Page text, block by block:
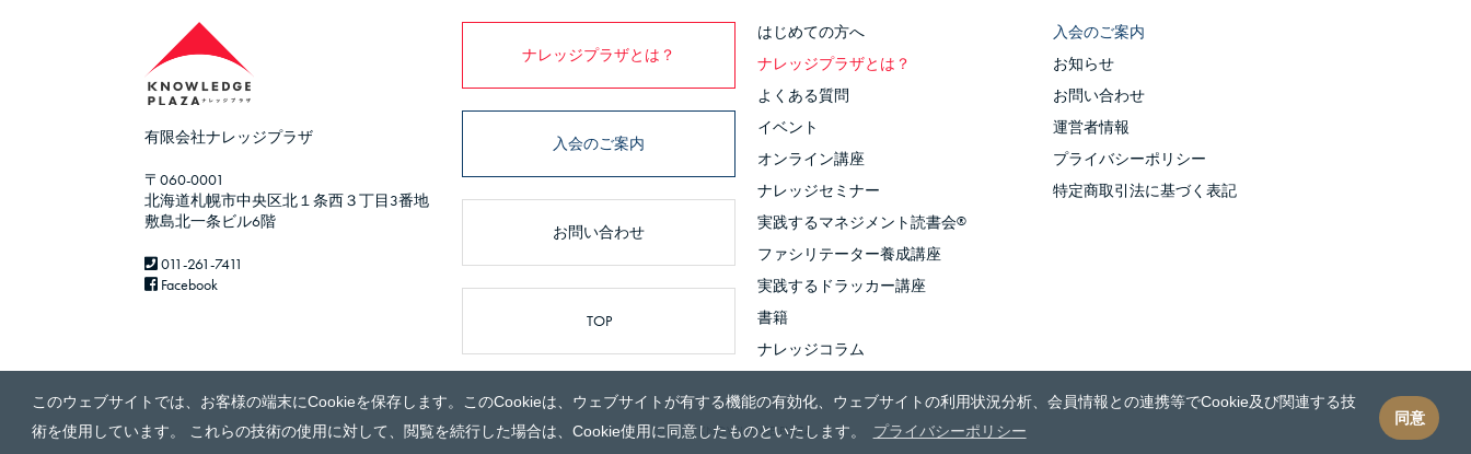
このウェブサイトでは、お客様の端末にCookieを保存します。このCookieは、ウェブサイトが有する機能の有効化、ウェブサイトの利用状況分析、会員情報との連携等でCookie及び関連する技
術を使用しています。 これらの技術の使用に対して、閲覧を続行した場合は、Cookie使用に同意したものといたします。
プライバシーポリシー
同意
有限会社ナレッジプラザ
〒060-0001
北海道札幌市中央区北１条西３丁目3番地
敷島北一条ビル6階
011-261-7411
Facebook
ナレッジプラザとは？
入会のご案内
お問い合わせ
TOP
はじめての方へ
ナレッジプラザとは？
よくある質問
イベント
オンライン講座
ナレッジセミナー
実践するマネジメント読書会®
ファシリテーター養成講座
実践するドラッカー講座
書籍
ナレッジコラム
入会のご案内
お知らせ
お問い合わせ
運営者情報
プライバシーポリシー
特定商取引法に基づく表記
© 2012 KNOWLEDGE PLAZA_